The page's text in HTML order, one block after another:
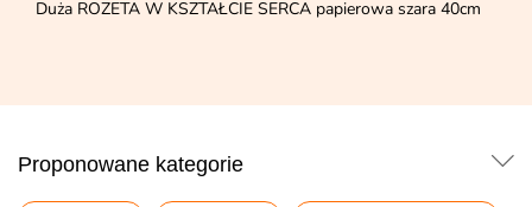
Duża ROZETA W KSZTAŁCIE SERCA papierowa szara 40cm
Proponowane kategorie